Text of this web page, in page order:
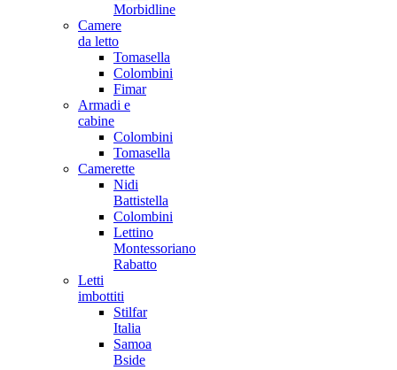
Morbidline
Camere
da letto
Tomasella
Colombini
Fimar
Armadi e
cabine
Colombini
Tomasella
Camerette
Nidi
Battistella
Colombini
Lettino
Montessoriano
Rabatto
Letti
imbottiti
Stilfar
Italia
Samoa
Bside